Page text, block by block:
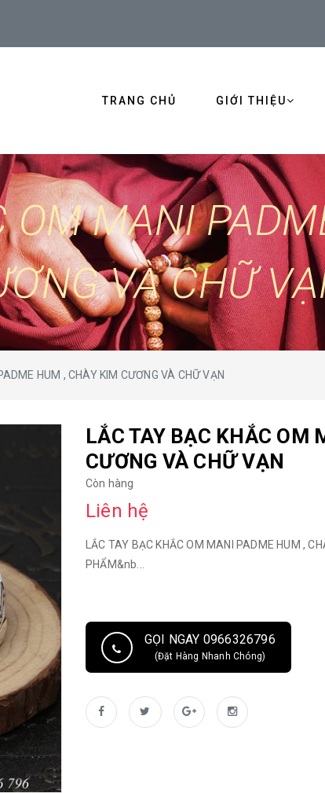
TRANG CHỦ GIỚI THIỆU
OM MANI
VÀ CHỮ
HUM , CHÀY KIM CƯƠNG VÀ CHỮ VẠN
LẮC TAY BẠC KHẮC OM
CƯƠNG VÀ CHỮ VẠN
Còn hàng
Liên hệ
LẮC TAY BẠC KHẮC OM MANI PADME HUM ,
PHẨM&nb...
GỌI NGAY 0966326796
(Đặt Hàng Nhanh Chóng)